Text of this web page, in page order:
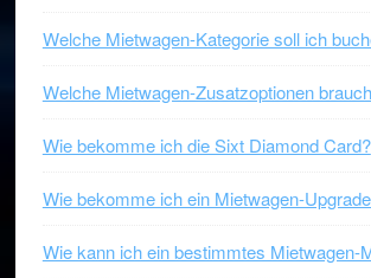
Welche Mietwagen-Kategorie soll ich
Welche Mietwagen-Zusatzoptionen
Wie bekomme ich die Sixt Diamond Card?
Wie bekomme ich ein Mietwagen-
Wie kann ich ein bestimmtes Mietwagen-